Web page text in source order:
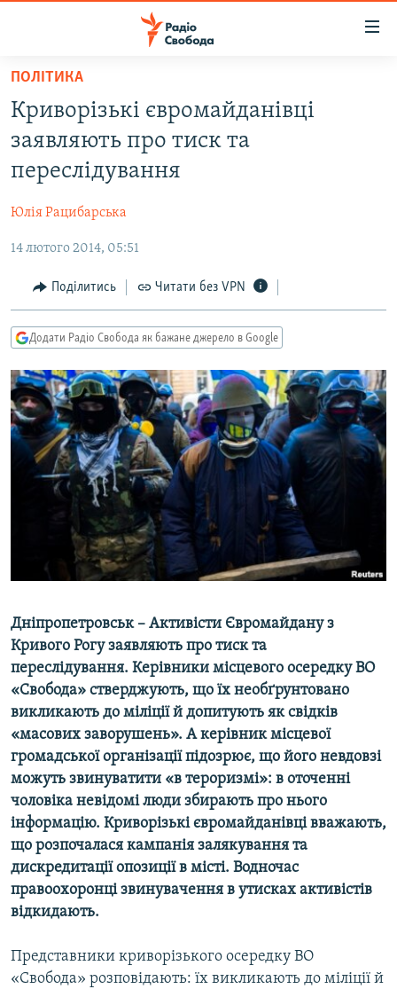
Перейти
основного
матеріалу
до
основної
Перейти
пошуку
ВСЕ ЗА ДОБУ
ЕКОНОМІКА
СУСПІЛЬСТВО
КУЛЬТУРА
УКРАЇНА
СВІТ
РОСІЙСЬКА «ФІЛЬТРАЦІЯ»
ДОНБАС.РЕАЛІЇ
КРИМ.РЕАЛІЇ
СХЕМИ
КИТАЙ.ВИКЛИКИ
МУЛЬТИМЕДІА
ФОТО
СПЕЦПРОЄКТИ
ПОДКАСТИ
КРИМ РЕАЛІЇ
РУС
УКР
КТАТ
ДОЛУЧАЙСЯ!
Усі сайти RFE/RL
ПОЛІТИКА
Криворізькі євромайданівці
заявляють про тиск та
переслідування
Юлія Рацибарська
14 лютого 2014, 05:51
Поділитись Читати без VPN
Додати Радіо Свобода як бажане джерело в Google
Дніпропетровськ – Активісти Євромайдану з
Кривого Рогу заявляють про тиск та
переслідування. Керівники місцевого осередку ВО
«Свобода» стверджують, що їх необґрунтовано
викликають до міліції й допитують як свідків
«масових заворушень». А керівник місцевої
громадської організації підозрює, що його невдовзі
можуть звинуватити «в тероризмі»: в оточенні
чоловіка невідомі люди збирають про нього
інформацію. Криворізькі євромайданівці вважають,
що розпочалася кампанія залякування та
дискредитації опозиції в місті. Водночас
правоохоронці звинувачення в утисках активістів
відкидають.
Представники криворізького осередку ВО
«Свобода» розповідають: їх викликають до міліції й